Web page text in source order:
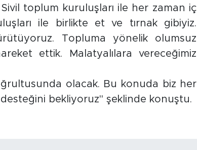
toplum kuruluşları ile her zaman iç
ile birlikte et ve tırnak gibiyiz.
Topluma yönelik olumsuz
ettik. Malatyalılara vereceğimiz
olacak. Bu konuda biz her
bekliyoruz" şeklinde konuştu.